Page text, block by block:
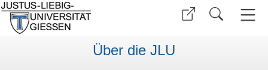
Über die JLU